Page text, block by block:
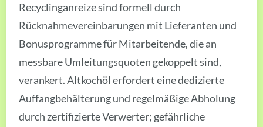
Recyclinganreize sind formell durch
Rücknahmevereinbarungen mit Lieferanten und
Bonusprogramme für Mitarbeitende, die an
messbare Umleitungsquoten gekoppelt sind,
verankert. Altkochöl erfordert eine dedizierte
Auffangbehälterung und regelmäßige Abholung
durch zertifizierte Verwerter; gefährliche